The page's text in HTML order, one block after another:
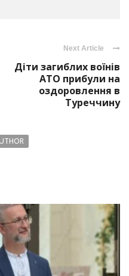
Next Article
Діти загиблих воїнів
АТО прибули на
оздоровлення в
Туреччину